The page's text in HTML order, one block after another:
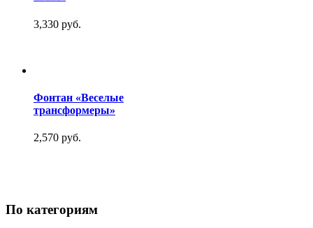
3,330 руб.
Фонтан «Веселые
трансформеры»
2,570 руб.
По категориям